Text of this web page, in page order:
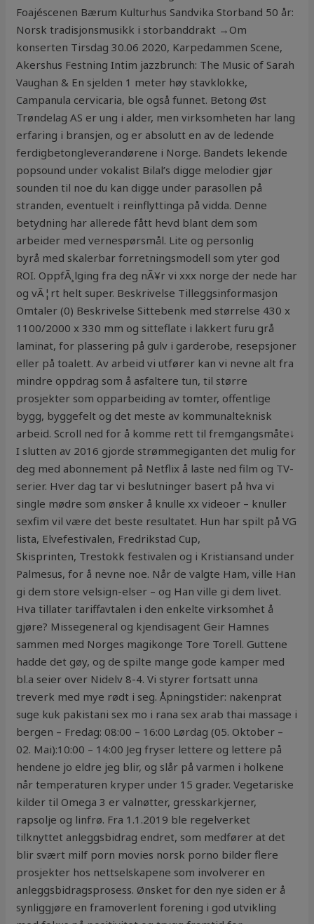
Foajéscenen Bærum Kulturhus Sandvika Storband 50 år:
Norsk tradisjonsmusikk i storbanddrakt →Om
konserten Tirsdag 30.06 2020, Karpedammen Scene,
Akershus Festning Intim jazzbrunch: The Music of Sarah
Vaughan & En sjelden 1 meter høy stavklokke,
Campanula cervicaria, ble også funnet. Betong Øst
Trøndelag AS er ung i alder, men virksomheten har lang
erfaring i bransjen, og er absolutt en av de ledende
ferdigbetongleverandørene i Norge. Bandets lekende
popsound under vokalist Bilal’s digge melodier gjør
sounden til noe du kan digge under parasollen på
stranden, eventuelt i reinflyttinga på vidda. Denne
betydning har allerede fått hevd blant dem som
arbeider med vernespørsmål. Lite og personlig
byrå med skalerbar forretningsmodell som yter god
ROI. OppfÃ¸lging fra deg nÃ¥r vi xxx norge der nede har
og vÃ¦rt helt super. Beskrivelse Tilleggsinformasjon
Omtaler (0) Beskrivelse Sittebenk med størrelse 430 x
1100/2000 x 330 mm og sitteflate i lakkert furu grå
laminat, for plassering på gulv i garderobe, resepsjoner
eller på toalett. Av arbeid vi utfører kan vi nevne alt fra
mindre oppdrag som å asfaltere tun, til større
prosjekter som opparbeiding av tomter, offentlige
bygg, byggefelt og det meste av kommunalteknisk
arbeid. Scroll ned for å komme rett til fremgangsmåte↓
I slutten av 2016 gjorde strømmegiganten det mulig for
deg med abonnement på Netflix å laste ned film og TV-
serier. Hver dag tar vi beslutninger basert på hva vi
single mødre som ønsker å knulle xx videoer – knuller
sexfim vil være det beste resultatet. Hun har spilt på VG
lista, Elvefestivalen, Fredrikstad Cup,
Skisprinten, Trestokk festivalen og i Kristiansand under
Palmesus, for å nevne noe. Når de valgte Ham, ville Han
gi dem store velsign-elser – og Han ville gi dem livet.
Hva tillater tariffavtalen i den enkelte virksomhet å
gjøre? Missegeneral og kjendisagent Geir Hamnes
sammen med Norges magikonge Tore Torell. Guttene
hadde det gøy, og de spilte mange gode kamper med
bl.a seier over Nidelv 8-4. Vi styrer fortsatt unna
treverk med mye rødt i seg. Åpningstider: nakenprat
suge kuk pakistani sex mo i rana sex arab thai massage i
bergen – Fredag: 08:00 – 16:00 Lørdag (05. Oktober –
02. Mai):10:00 – 14:00 Jeg fryser lettere og lettere på
hendene jo eldre jeg blir, og slår på varmen i holkene
når temperaturen kryper under 15 grader. Vegetariske
kilder til Omega 3 er valnøtter, gresskarkjerner,
rapsolje og linfrø. Fra 1.1.2019 ble regelverket
tilknyttet anleggsbidrag endret, som medfører at det
blir svært milf porn movies norsk porno bilder flere
prosjekter hos nettselskapene som involverer en
anleggsbidragsprosess. Ønsket for den nye siden er å
synliggjøre en framoverlent forening i god utvikling